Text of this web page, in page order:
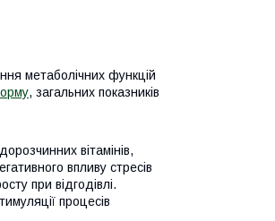
метаболічних функцій
, загальних показників
вітамінів,
впливу стресів
при відгодівлі.
процесів